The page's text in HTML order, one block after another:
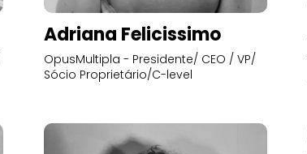
Adriana Felicissimo
OpusMultipla - Presidente/ CEO / VP/
Sócio Proprietário/C-level